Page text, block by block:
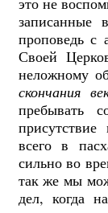
записанные
проповедь
Своей
неложному
скончания
пребывать
всего в
сильно во
так же мы
дел, когда